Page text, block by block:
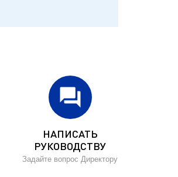
forum
НАПИСАТЬ
РУКОВОДСТВУ
Задайте вопрос Директору